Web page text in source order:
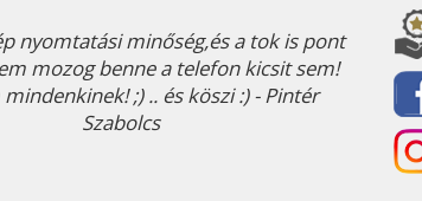
nyomtatási minőség,és a tok is pont
mozog benne a telefon kicsit sem!
;) .. és köszi :) - Pintér
Szabolcs